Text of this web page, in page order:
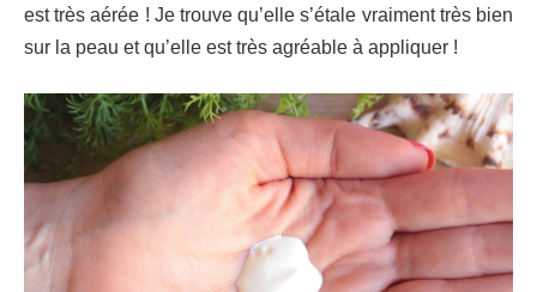
est très aérée ! Je trouve qu’elle s’étale vraiment très bien
sur la peau et qu’elle est très agréable à appliquer !